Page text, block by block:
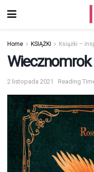
Home KSIĄŻKI Książki –
Wiecznomrok
2 listopada 2021 Reading